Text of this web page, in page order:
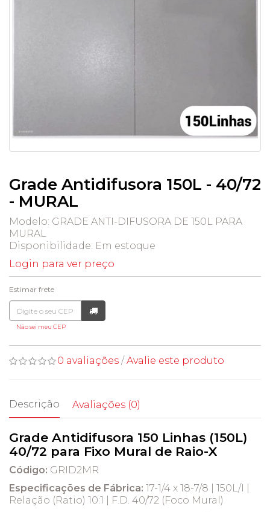
Grade Antidifusora 150L - 40/72
- MURAL
Modelo: GRADE ANTI-DIFUSORA DE 150L PARA
MURAL
Disponibilidade: Em estoque
Login para ver preço
Estimar frete
Não sei meu CEP
0 avaliações / Avalie este produto
Descrição Avaliações (0)
Grade Antidifusora 150 Linhas (150L)
40/72 para Fixo Mural de Raio-X
Código: GRID2MR
Especificações de Fábrica: 17-1/4 x 18-7/8 | 150L/I |
Relação (Ratio) 10:1 | F.D. 40/72 (Foco Mural)